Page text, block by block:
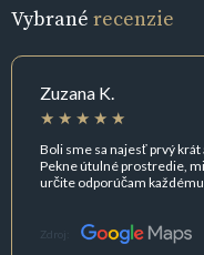
Vybrané recenzie
Zuzana K.
Boli sme sa najesť prvý
Pekne útulné prostredie,
určite odporúčam
Zdroj: